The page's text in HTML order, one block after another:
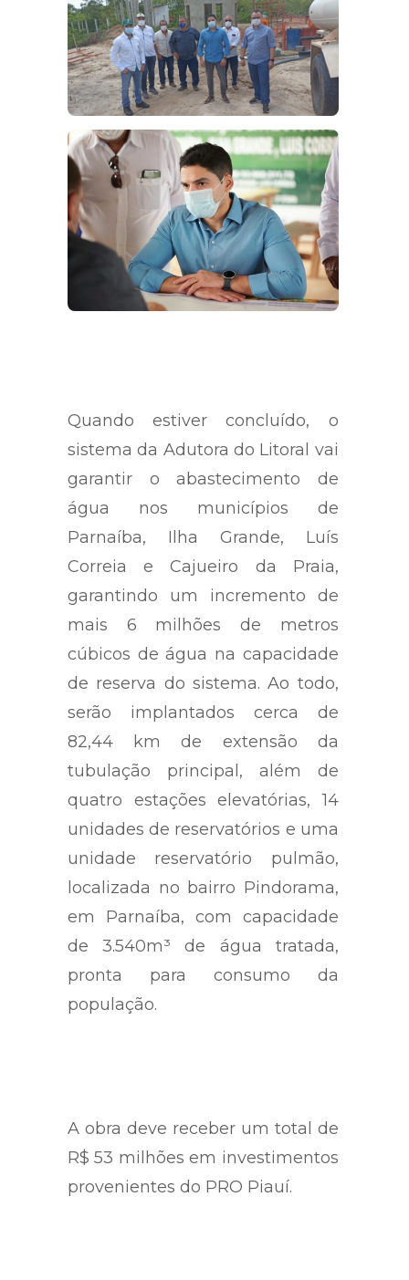
Quando estiver concluído, o
sistema da Adutora do Litoral vai
garantir o abastecimento de
água nos municípios de
Parnaíba, Ilha Grande, Luís
Correia e Cajueiro da Praia,
garantindo um incremento de
mais 6 milhões de metros
cúbicos de água na capacidade
de reserva do sistema. Ao todo,
serão implantados cerca de
82,44 km de extensão da
tubulação principal, além de
quatro estações elevatórias, 14
unidades de reservatórios e uma
unidade reservatório pulmão,
localizada no bairro Pindorama,
em Parnaíba, com capacidade
de 3.540m³ de água tratada,
pronta para consumo da
população.
A obra deve receber um total de
R$ 53 milhões em investimentos
provenientes do PRO Piauí.